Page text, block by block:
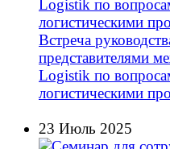
Встреча
представителями
Logistik по
логистическими
23 Июль 2025